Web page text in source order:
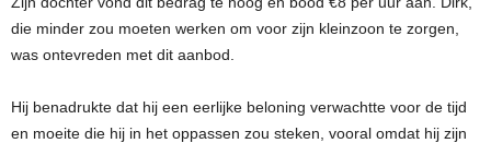
die minder zou moeten werken om voor zijn kleinzoon te zorgen,
was ontevreden met dit aanbod.
Hij benadrukte dat hij een eerlijke beloning verwachtte voor de tijd
en moeite die hij in het oppassen zou steken, vooral omdat hij zijn